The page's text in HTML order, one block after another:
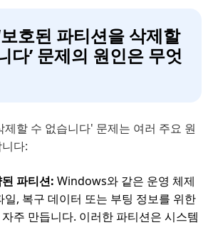
호된 파티션을 삭제할
다’ 문제의 원인은 무엇
할 수 없습니다' 문제는 여러 주요 원
다:
파티션: Windows와 같은 운영 체제
일, 복구 데이터 또는 부팅 정보를 위한
주 만듭니다. 이러한 파티션은 시스템